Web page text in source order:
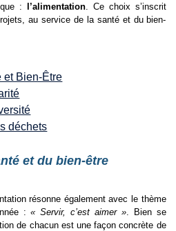
: l’alimentation. Ce choix s’inscrit
au service de la santé et du bien-
et Bien-Être
déchets
et du bien-être
résonne également avec le thème
:« Servir, c’est aimer ». Bien se
de chacun est une façon concrète de